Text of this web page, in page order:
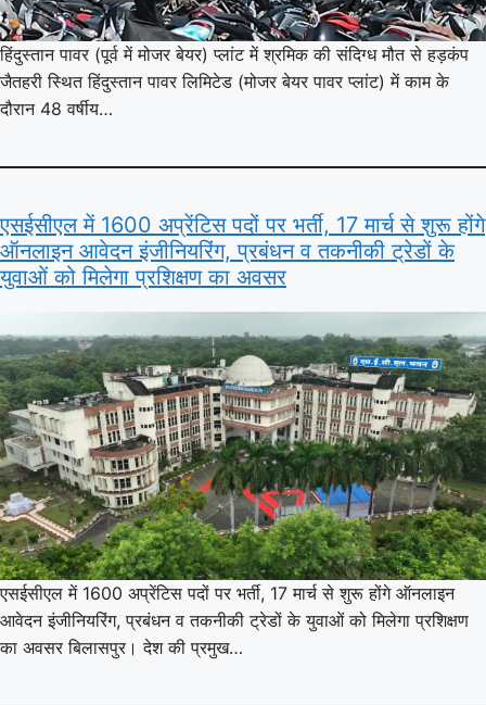
हिंदुस्तान पावर (पूर्व में मोजर बेयर) प्लांट में श्रमिक की संदिग्ध मौत से हड़कंप
जैतहरी स्थित हिंदुस्तान पावर लिमिटेड (मोजर बेयर पावर प्लांट) में काम के
दौरान 48 वर्षीय…
एसईसीएल में 1600 अप्रेंटिस पदों पर भर्ती, 17 मार्च से शुरू होंगे
ऑनलाइन आवेदन इंजीनियरिंग, प्रबंधन व तकनीकी ट्रेडों के
युवाओं को मिलेगा प्रशिक्षण का अवसर
एसईसीएल में 1600 अप्रेंटिस पदों पर भर्ती, 17 मार्च से शुरू होंगे ऑनलाइन
आवेदन इंजीनियरिंग, प्रबंधन व तकनीकी ट्रेडों के युवाओं को मिलेगा प्रशिक्षण
का अवसर बिलासपुर। देश की प्रमुख…